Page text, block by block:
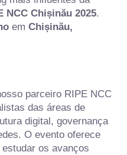
NCC Chișinău 2025.
em Chișinău,
parceiro RIPE NCC
das áreas de
digital, governança
O evento oferece
os avanços